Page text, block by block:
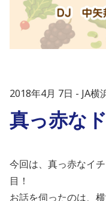
2018年4月 7日 JA横
真っ赤な
今回は、真っ赤なイ
目！
お話を伺ったのは、